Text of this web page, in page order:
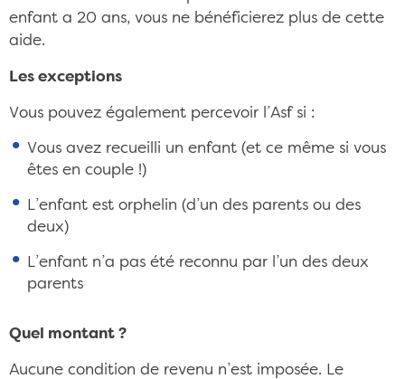
enfant a 20 ans, vous ne bénéficierez plus de cette
aide.
Les exceptions
Vous pouvez également percevoir l’Asf si :
Vous avez recueilli un enfant (et ce même si vous
êtes en couple !)
L’enfant est orphelin (d’un des parents ou des
deux)
L’enfant n’a pas été reconnu par l’un des deux
parents
Quel montant ?
Aucune condition de revenu n’est imposée. Le